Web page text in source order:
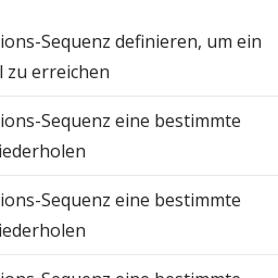
Sequenz definieren, um ein
zu erreichen
Sequenz eine bestimmte
Sequenz eine bestimmte